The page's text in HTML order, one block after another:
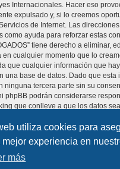
utiliza cookies para
experiencia en
más
Internacionales. Hacer eso
expulsado y, si lo creemos
de Internet. Las
como ayuda para reforzar estas
tiene derecho a eliminar,
en cualquier momento que lo
que cualquier información que
una base de datos. Dado que esta
ninguna tercera parte sin su
phpBB podrán considerarse
que conlleve a que los datos
Borrar cookies
® Forum Software © phpBB Limited
porphpBB España